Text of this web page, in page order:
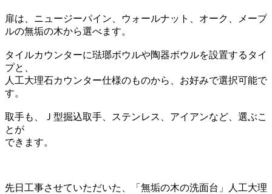
扉は、ニュージーパイン、ウォールナット、オーク、メープ
ルの無垢の木から選べます。
タイルカウンターに琺瑯ボウルや陶器ボウルを設置するタイ
プと、
人工大理石カウンター仕様のものから、お好みで選択可能で
す。
取手も、Ｊ型掘込取手、ステンレス、アイアンなど、選ぶこ
とが
できます。
先日工事させていただいた、「無垢の木の洗面台」人工大理